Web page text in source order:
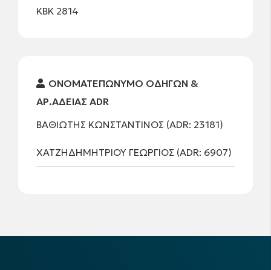
ΚΒΚ 2814
ΟΝΟΜΑΤΕΠΩΝΥΜΟ ΟΔΗΓΩΝ &
ΑΡ.ΑΔΕΙΑΣ ADR
ΒΑΘΙΩΤΗΣ ΚΩΝΣΤΑΝΤΙΝΟΣ (ADR: 23181)
ΧΑΤΖΗΔΗΜΗΤΡΙΟΥ ΓΕΩΡΓΙΟΣ (ADR: 6907)